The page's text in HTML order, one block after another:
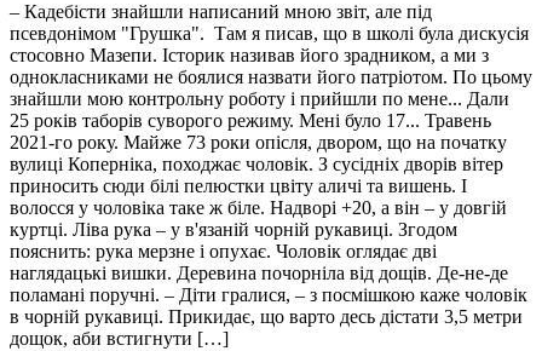
– Кадебісти знайшли написаний мною звіт, але під
псевдонімом "Грушка". Там я писав, що в школі була дискусія
стосовно Мазепи. Історик називав його зрадником, а ми з
однокласниками не боялися назвати його патріотом. По цьому
знайшли мою контрольну роботу і прийшли по мене... Дали
25 років таборів суворого режиму. Мені було 17... Травень
2021-го року. Майже 73 роки опісля, двором, що на початку
вулиці Коперніка, походжає чоловік. З сусідніх дворів вітер
приносить сюди білі пелюстки цвіту аличі та вишень. І
волосся у чоловіка таке ж біле. Надворі +20, а він – у довгій
куртці. Ліва рука – у в'язаній чорній рукавиці. Згодом
пояснить: рука мерзне і опухає. Чоловік оглядає дві
наглядацькі вишки. Деревина почорніла від дощів. Де-не-де
поламані поручні. – Діти гралися, – з посмішкою каже чоловік
в чорній рукавиці. Прикидає, що варто десь дістати 3,5 метри
дощок, аби встигнути […]